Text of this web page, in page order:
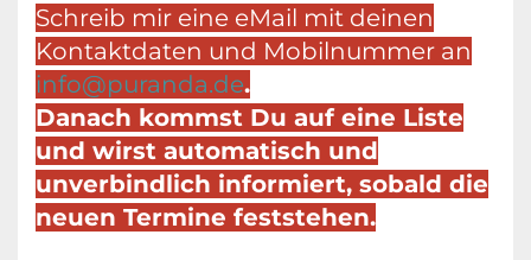
Schreib mir eine eMail mit deinen
Kontaktdaten und Mobilnummer an
info@puranda.de.
Danach kommst Du auf eine Liste
und wirst automatisch und
unverbindlich informiert, sobald die
neuen Termine feststehen.